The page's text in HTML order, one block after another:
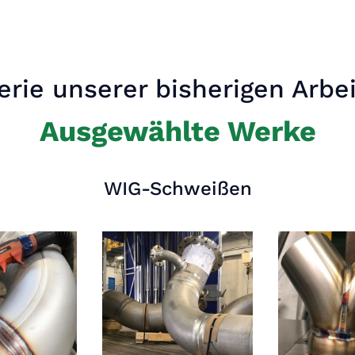
unserer bisherigen
Ausgewählte Werke
WIG-Schweißen